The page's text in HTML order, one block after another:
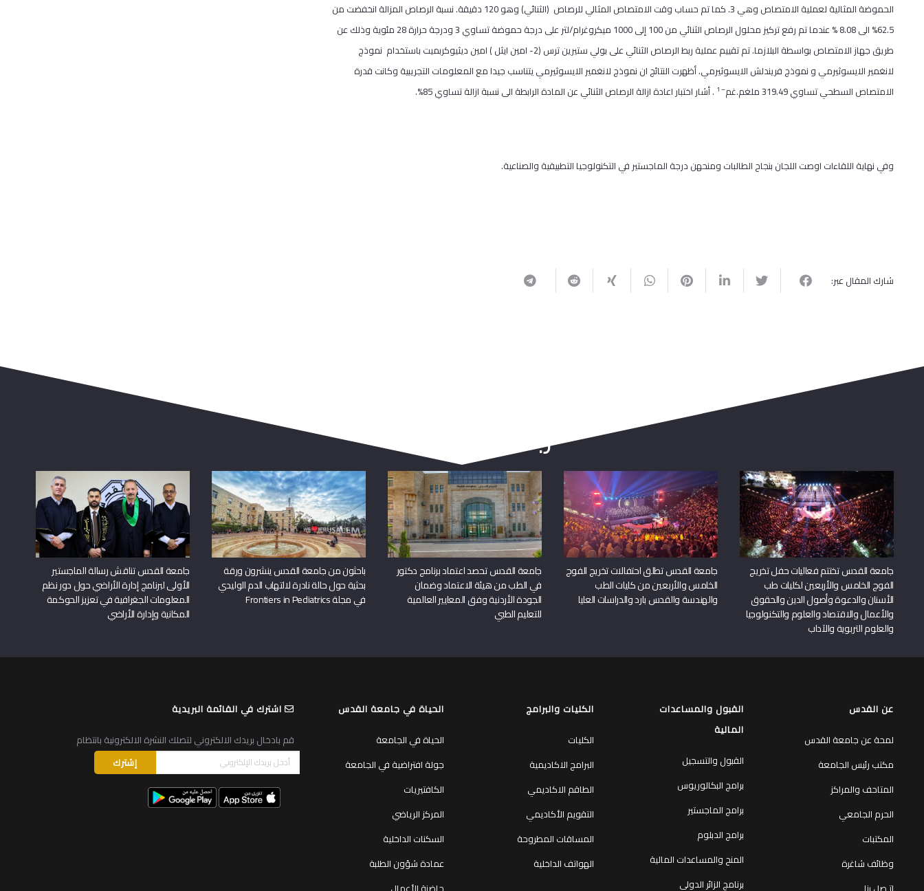
الحموضة المثالية لعملية الامتصاص وهي 3
. كما تم حساب وقت الامتصاص المثالي للرصاص (الثنائي) وهو 120 دقيقة. نسبة الرصاص المزالة انخفضت من
62.5% الى 8.08 % عندما تم رفع تركيز محلول الرصاص الثنائي من 100 إلى 1000 ميكروغرام/لتر على درجة حموضة تساوي 3 ودرجة حرارة 28 مئوية وذلك عن
طريق جهاز الامتصاص بواسطة البلازما. تم تقييم عملية ربط الرصاص الثنائي على بولي ستيرين ترس (2- امين ايثل ) امين ديثيوكربميت باستخدام نموذج
لانغمير الايسوثيرمي و نموذج فريندلش الايسوثيرمي. أظهرت النتائج ان نموذج لانغمير الايسوثيرمي يتناسب جيدا مع المعلومات التجريبية وكانت قدرة
الامتصاص السطحي تساوي 319.49 ملغم.غم
– 1 . أشار اختبار اعادة ازالة الرصاص الثنائي عن المادة الرابطة الى نسبة ازالة تساوي 85%.
وفي نهاية اللقاءات اوصت اللجان بنجاح الطالبات ومنحهن درجة الماجستير في التكنولوجيا التطبيقية والصناعية.
شارك المقال عبر:
ربما يعجبك أيضا
جامعة القدس تختتم فعاليات حفل تخريج
الفوج الخامس والأربعين لكليات طب
الأسنان والدعوة وأصول الدين والحقوق
والأعمال والاقتصاد والعلوم والتكنولوجيا
والعلوم التربوية والآداب
جامعة القدس تطلق احتفالات تخريج الفوج
الخامس والأربعين من كليات الطب
والهندسة والقدس بارد والدراسات العليا
جامعة القدس تحصد اعتماد برنامج دكتور
في الطب من هيئة الاعتماد وضمان
الجودة الأردنية وفق المعايير العالمية
للتعليم الطبي
باحثون من جامعة القدس ينشرون ورقة
بحثية حول حالة نادرة لالتهاب الدم الوليدي
في مجلة Frontiers in Pediatrics
جامعة القدس تناقش رسالة الماجستير
الأولى لبرنامج إدارة الأراضي حول دور نظم
المعلومات الجغرافية في تعزيز الحوكمة
المكانية وإدارة الأراضي
عن القدس
لمحة عن جامعة القدس
مكتب رئيس الجامعة
المتاحف والمراكز
الحرم الجامعي
المكتبات
وظائف شاغرة
القبول والمساعدات
المالية
القبول والتسجيل
برامج البكالوريوس
برامج الماجستير
برامج الدبلوم
المنح والمساعدات المالية
برنامج الزائر الدولي
الكليات والبرامج
الكليات
البرامج الاكاديمية
الطاقم الاكاديمي
التقويم الأكاديمي
المساقات المطروحة
الهواتف الداخلية
الحياة في جامعة القدس
الحياة في الجامعة
جولة افتراضية في الجامعة
الكافتيريات
المركز الرياضي
السكنات الداخلية
عمادة شؤون الطلبة
اشترك في القائمة البريدية
قم بادخال بريدك الالكتروني لتصلك النشرة الالكترونية بانتظام